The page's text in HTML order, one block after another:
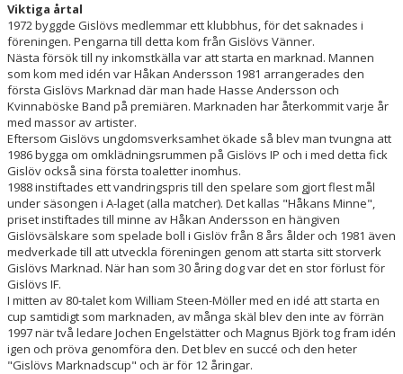
Viktiga årtal
1972 byggde Gislövs medlemmar ett klubbhus, för det saknades i
föreningen. Pengarna till detta kom från Gislövs Vänner.
Nästa försök till ny inkomstkälla var att starta en marknad. Mannen
som kom med idén var Håkan Andersson 1981 arrangerades den
första Gislövs Marknad där man hade Hasse Andersson och
Kvinnaböske Band på premiären. Marknaden har återkommit varje år
med massor av artister.
Eftersom Gislövs ungdomsverksamhet ökade så blev man tvungna att
1986 bygga om omklädningsrummen på Gislövs IP och i med detta fick
Gislöv också sina första toaletter inomhus.
1988 instiftades ett vandringspris till den spelare som gjort flest mål
under säsongen i A-laget (alla matcher). Det kallas "Håkans Minne",
priset instiftades till minne av Håkan Andersson en hängiven
Gislövsälskare som spelade boll i Gislöv från 8 års ålder och 1981 även
medverkade till att utveckla föreningen genom att starta sitt storverk
Gislövs Marknad. När han som 30 åring dog var det en stor förlust för
Gislövs IF.
I mitten av 80-talet kom William Steen-Möller med en idé att starta en
cup samtidigt som marknaden, av många skäl blev den inte av förrän
1997 när två ledare Jochen Engelstätter och Magnus Björk tog fram idén
igen och pröva genomföra den. Det blev en succé och den heter
"Gislövs Marknadscup" och är för 12 åringar.